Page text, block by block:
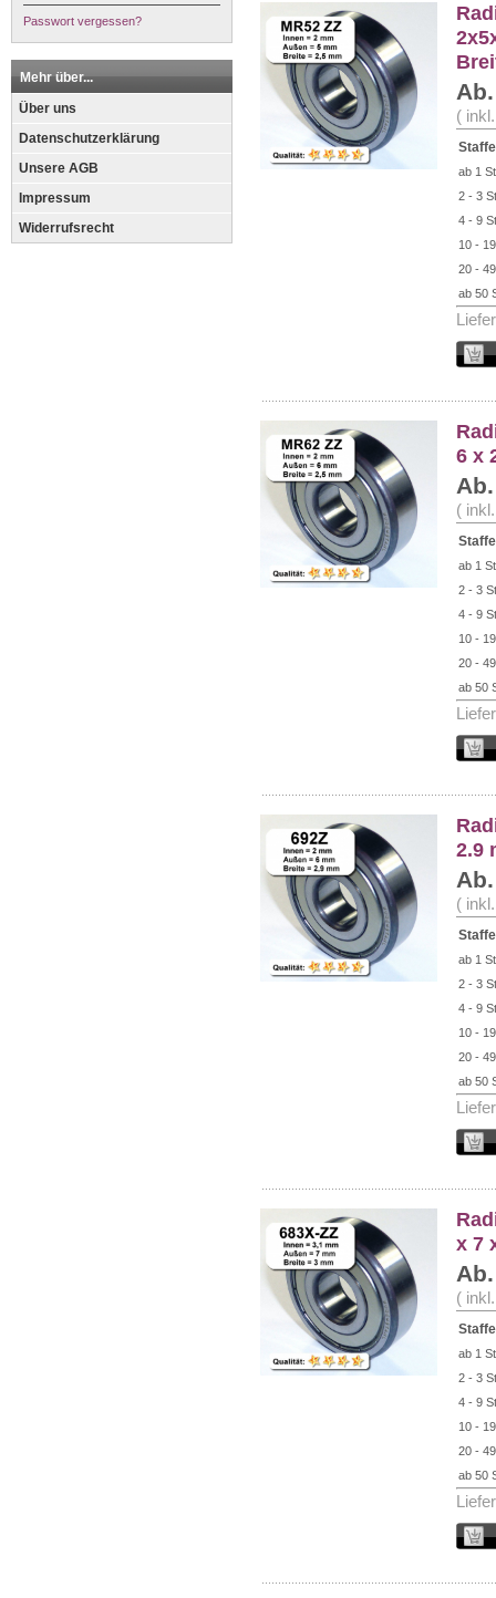
Passwort vergessen?
Mehr über...
Über uns
Datenschutzerklärung
Unsere AGB
Impressum
Widerrufsrecht
(
ab 1
2 - 3
4 - 9
10 -
20 -
ab 50
6 x
(
ab 1
2 - 3
4 - 9
10 -
20 -
ab 50
2.9
(
ab 1
2 - 3
4 - 9
10 -
20 -
ab 50
x 7
(
ab 1
2 - 3
4 - 9
10 -
20 -
ab 50